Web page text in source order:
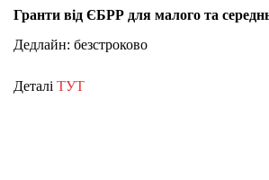
Гранти від ЄБРР для малого та
Дедлайн: безстроково
Деталі ТУТ